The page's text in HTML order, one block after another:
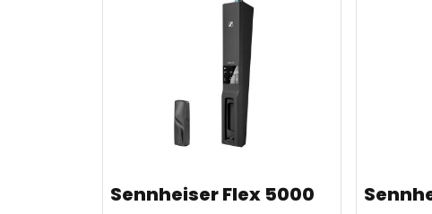
Sennheiser Flex 5000